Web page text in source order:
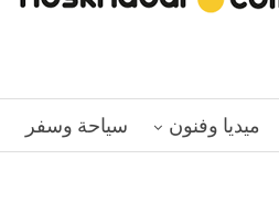
ميديا وفنون سياحة وسفر